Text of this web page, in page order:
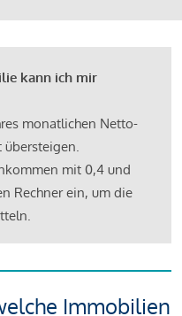
kann ich mir
monatlichen Netto-
übersteigen.
mit 0,4 und
Rechner ein, um die
Immobilien